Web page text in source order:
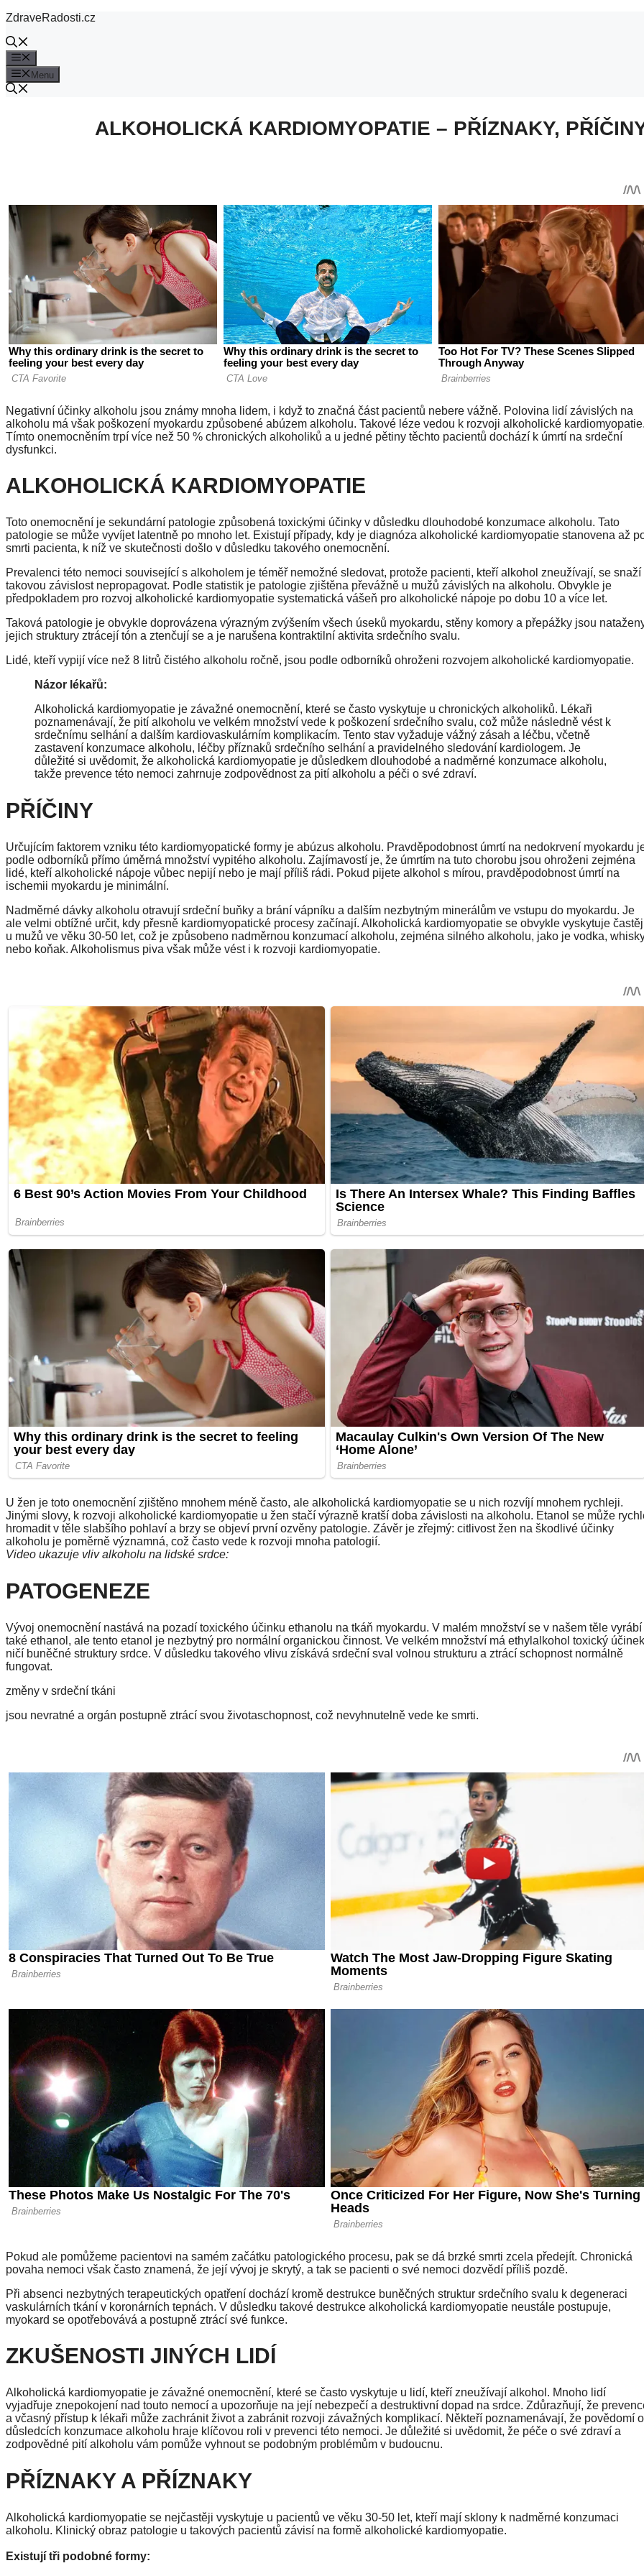
Přeskočit
obsah
ZdraveRadosti.cz
Menu
ALKOHOLICKÁ KARDIOMYOPATIE – PŘÍZNAKY,
Negativní účinky alkoholu jsou známy mnoha lidem, i když to značná část pacientů nebere vážně. Polovina lidí závislých na
alkoholu má však poškození myokardu způsobené abúzem alkoholu. Takové léze vedou k rozvoji alkoholické
Tímto onemocněním trpí více než 50 % chronických alkoholiků a u jedné pětiny těchto pacientů dochází k úmrtí na srdeční
dysfunkci.
ALKOHOLICKÁ KARDIOMYOPATIE
Toto onemocnění je sekundární patologie způsobená toxickými účinky v důsledku dlouhodobé konzumace alkoholu. Tato
patologie se může vyvíjet latentně po mnoho let. Existují případy, kdy je diagnóza alkoholické kardiomyopatie stanovena až
smrti pacienta, k níž ve skutečnosti došlo v důsledku takového onemocnění.
Prevalenci této nemoci související s alkoholem je téměř nemožné sledovat, protože pacienti, kteří alkohol zneužívají, se snaží
takovou závislost nepropagovat. Podle statistik je patologie zjištěna převážně u mužů závislých na alkoholu. Obvykle je
předpokladem pro rozvoj alkoholické kardiomyopatie systematická vášeň pro alkoholické nápoje po dobu 10 a více let.
Taková patologie je obvykle doprovázena výrazným zvýšením všech úseků myokardu, stěny komory a přepážky jsou
jejich struktury ztrácejí tón a ztenčují se a je narušena kontraktilní aktivita srdečního svalu.
Lidé, kteří vypijí více než 8 litrů čistého alkoholu ročně, jsou podle odborníků ohroženi rozvojem alkoholické kardiomyopatie.
Názor lékařů:
Alkoholická kardiomyopatie je závažné onemocnění, které se často vyskytuje u chronických alkoholiků. Lékaři
poznamenávají, že pití alkoholu ve velkém množství vede k poškození srdečního svalu, což může následně vést k
srdečnímu selhání a dalším kardiovaskulárním komplikacím. Tento stav vyžaduje vážný zásah a léčbu, včetně
zastavení konzumace alkoholu, léčby příznaků srdečního selhání a pravidelného sledování kardiologem. Je
důležité si uvědomit, že alkoholická kardiomyopatie je důsledkem dlouhodobé a nadměrné konzumace alkoholu,
takže prevence této nemoci zahrnuje zodpovědnost za pití alkoholu a péči o své zdraví.
PŘÍČINY
Určujícím faktorem vzniku této kardiomyopatické formy je abúzus alkoholu. Pravděpodobnost úmrtí na nedokrvení myokardu
podle odborníků přímo úměrná množství vypitého alkoholu. Zajímavostí je, že úmrtím na tuto chorobu jsou ohroženi zejména
lidé, kteří alkoholické nápoje vůbec nepijí nebo je mají příliš rádi. Pokud pijete alkohol s mírou, pravděpodobnost úmrtí na
ischemii myokardu je minimální.
Nadměrné dávky alkoholu otravují srdeční buňky a brání vápníku a dalším nezbytným minerálům ve vstupu do myokardu. Je
ale velmi obtížné určit, kdy přesně kardiomyopatické procesy začínají. Alkoholická kardiomyopatie se obvykle vyskytuje
u mužů ve věku 30-50 let, což je způsobeno nadměrnou konzumací alkoholu, zejména silného alkoholu, jako je vodka,
nebo koňak. Alkoholismus piva však může vést i k rozvoji kardiomyopatie.
U žen je toto onemocnění zjištěno mnohem méně často, ale alkoholická kardiomyopatie se u nich rozvíjí mnohem rychleji.
Jinými slovy, k rozvoji alkoholické kardiomyopatie u žen stačí výrazně kratší doba závislosti na alkoholu. Etanol se může
hromadit v těle slabšího pohlaví a brzy se objeví první ozvěny patologie. Závěr je zřejmý: citlivost žen na škodlivé účinky
alkoholu je poměrně významná, což často vede k rozvoji mnoha patologií.
Video ukazuje vliv alkoholu na lidské srdce:
PATOGENEZE
Vývoj onemocnění nastává na pozadí toxického účinku ethanolu na tkáň myokardu. V malém množství se v našem těle vyrábí
také ethanol, ale tento etanol je nezbytný pro normální organickou činnost. Ve velkém množství má ethylalkohol toxický
ničí buněčné struktury srdce. V důsledku takového vlivu získává srdeční sval volnou strukturu a ztrácí schopnost normálně
fungovat.
změny v srdeční tkáni
jsou nevratné a orgán postupně ztrácí svou životaschopnost, což nevyhnutelně vede ke smrti.
Pokud ale pomůžeme pacientovi na samém začátku patologického procesu, pak se dá brzké smrti zcela předejít. Chronická
povaha nemoci však často znamená, že její vývoj je skrytý, a tak se pacienti o své nemoci dozvědí příliš pozdě.
Při absenci nezbytných terapeutických opatření dochází kromě destrukce buněčných struktur srdečního svalu k degeneraci
vaskulárních tkání v koronárních tepnách. V důsledku takové destrukce alkoholická kardiomyopatie neustále postupuje,
myokard se opotřebovává a postupně ztrácí své funkce.
ZKUŠENOSTI JINÝCH LIDÍ
Alkoholická kardiomyopatie je závažné onemocnění, které se často vyskytuje u lidí, kteří zneužívají alkohol. Mnoho lidí
vyjadřuje znepokojení nad touto nemocí a upozorňuje na její nebezpečí a destruktivní dopad na srdce. Zdůrazňují, že
a včasný přístup k lékaři může zachránit život a zabránit rozvoji závažných komplikací. Někteří poznamenávají, že povědomí o
důsledcích konzumace alkoholu hraje klíčovou roli v prevenci této nemoci. Je důležité si uvědomit, že péče o své zdraví a
zodpovědné pití alkoholu vám pomůže vyhnout se podobným problémům v budoucnu.
PŘÍZNAKY A PŘÍZNAKY
Alkoholická kardiomyopatie se nejčastěji vyskytuje u pacientů ve věku 30-50 let, kteří mají sklony k nadměrné konzumaci
alkoholu. Klinický obraz patologie u takových pacientů závisí na formě alkoholické kardiomyopatie.
Existují tři podobné formy: